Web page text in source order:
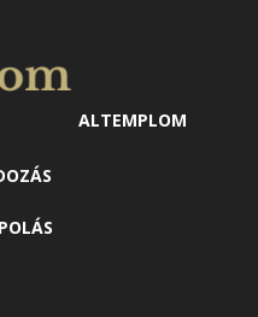
ALTEMPLOM